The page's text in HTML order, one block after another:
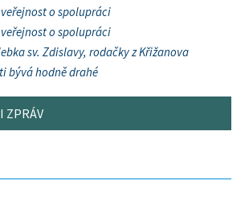
o spolupráci
o spolupráci
sv. Zdislavy, rodačky z Křižanova
bývá hodně drahé
ZPRÁV